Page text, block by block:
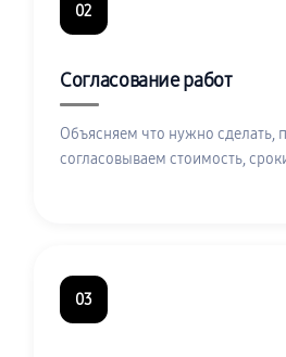
02
Согласование работ
Объясняем что нужно сделать,
согласовываем стоимость,
03